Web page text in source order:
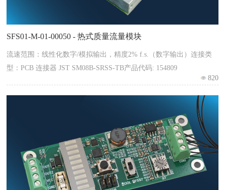
SFS01-M-01-00050 - 热式质量流量模块
流速范围：线性化数字/模拟输出，精度2% f.s.（数字输出）连接类
型：PCB 连接器 JST SM08B-SRSS-TB产品代码: 154809
820